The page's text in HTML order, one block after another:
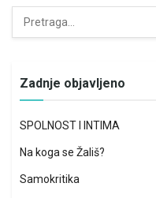
Zadnje objavljeno
SPOLNOST I INTIMA
Na koga se Žališ?
Samokritika